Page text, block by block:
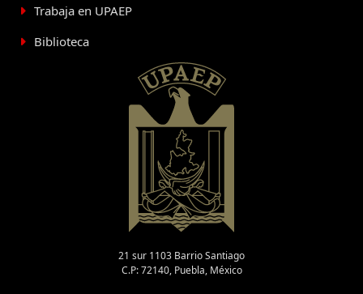
Trabaja en UPAEP
Biblioteca
21 sur 1103 Barrio Santiago
C.P: 72140, Puebla, México